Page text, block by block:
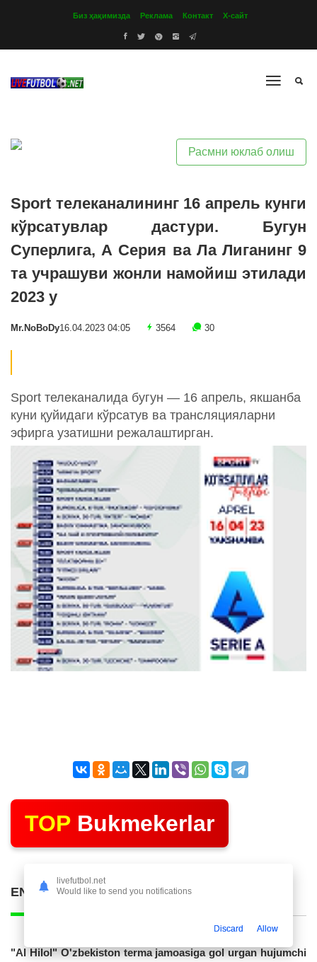
Биз ҳақимизда Реклама Контакт Х-сайт
Расмни юклаб олиш
Sport телеканалининг 16 апрель кунги
кўрсатувлар дастури. Бугун
Суперлига, А Серия ва Ла Лиганинг 9
та учрашуви жонли намойиш этилади
2023 y
Mr.NoBoDy16.04.2023 04:05 3564 30
Sport телеканалида бугун — 16 апрель, якшанба
куни қуйидаги кўрсатув ва трансляцияларни
эфирга узатишни режалаштирган.
TOP Bukmekerlar
ENG KO'P O'QILGAN POSTLAR
"Al Hilol" O'zbekiston terma jamoasiga gol urgan hujumchi
livefutbol.net
Would like to send you notifications
Discard Allow